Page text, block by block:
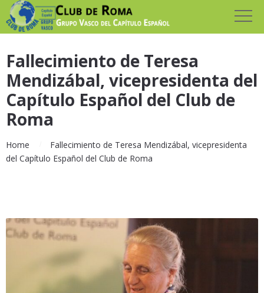
Fallecimiento de Teresa
Mendizábal, vicepresidenta del
Capítulo Español del Club de
Roma
Home
Fallecimiento de Teresa Mendizábal, vicepresidenta
del Capítulo Español del Club de Roma